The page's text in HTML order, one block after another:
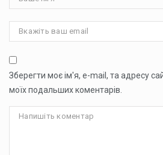
Зберегти моє ім'я, e-mail, та адресу
моїх подальших коментарів.